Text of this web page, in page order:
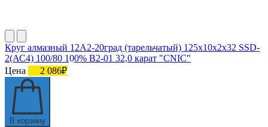
Круг алмазный 12А2-20град (тарельчатый) 125х10х2х32 SSD-
2(АС4) 100/80 100% В2-01 32,0 карат "CNIC"
Цена
2 086₽
В корзину